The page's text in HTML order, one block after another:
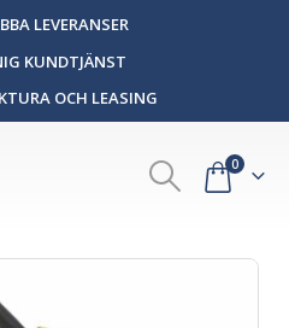
LEVERANSER
KUNDTJÄNST
OCH LEASING
0